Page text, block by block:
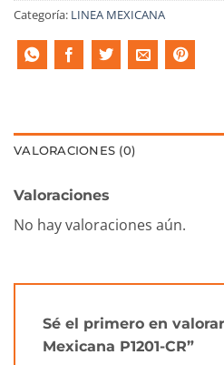
Categoría: LINEA MEXICANA
VALORACIONES (0)
Valoraciones
No hay valoraciones aún.
Sé el primero en
Mexicana P1201-CR”